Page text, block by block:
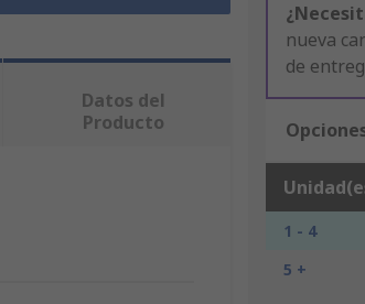
nueva
de
1 - 4
5 +
Datos del
Producto